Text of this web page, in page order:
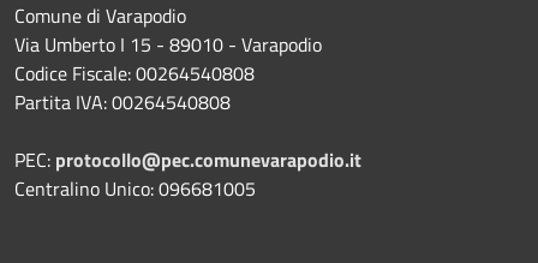
Comune di Varapodio
Via Umberto I 15 - 89010 - Varapodio
Codice Fiscale: 00264540808
Partita IVA: 00264540808
PEC: protocollo@pec.comunevarapodio.it
Centralino Unico: 096681005